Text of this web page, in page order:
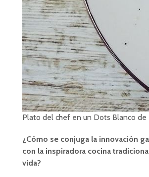
Plato del chef en un Dots Blanco de
¿Cómo se conjuga la innovación
con la inspiradora cocina
vida?